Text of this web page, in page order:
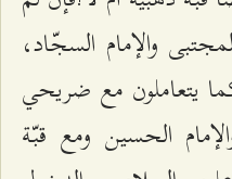
والإمام السجّاد،
يتعاملون مع ضريحي
الحسين ومع قبّة